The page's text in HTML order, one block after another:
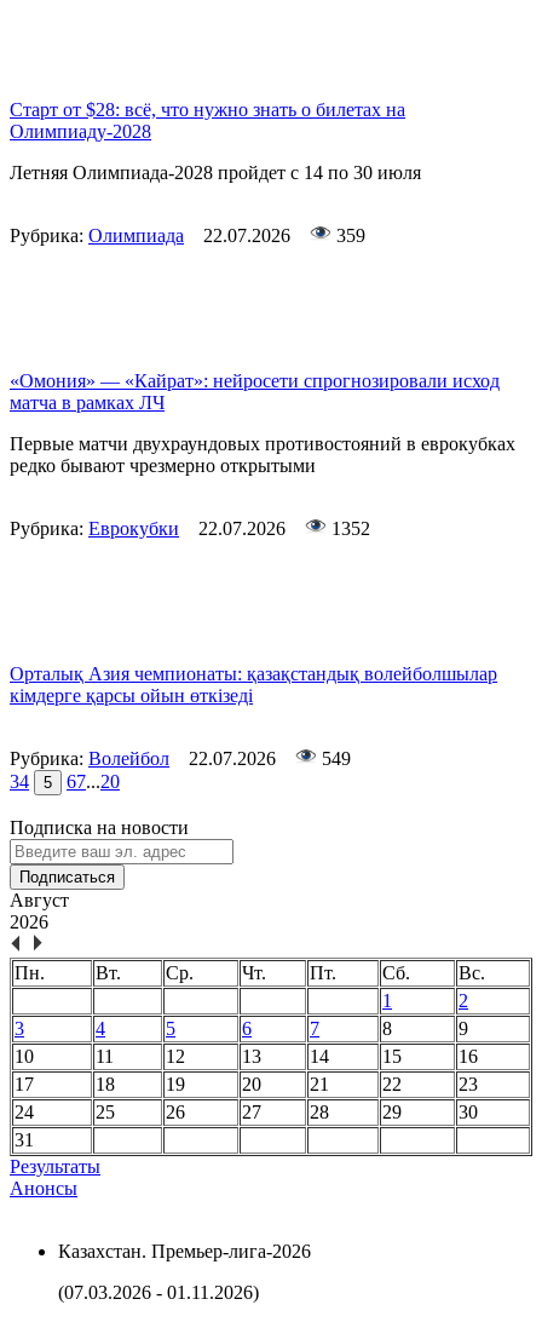
Старт от $28: всё, что нужно знать о билетах на
Олимпиаду-2028
Летняя Олимпиада-2028 пройдет с 14 по 30 июля
Рубрика: Олимпиада 22.07.2026 359
«Омония» — «Кайрат»: нейросети спрогнозировали исход
матча в рамках ЛЧ
Первые матчи двухраундовых противостояний в еврокубках
редко бывают чрезмерно открытыми
Рубрика: Еврокубки 22.07.2026 1352
Орталық Азия чемпионаты: қазақстандық волейболшылар
кімдерге қарсы ойын өткізеді
Рубрика: Волейбол 22.07.2026
549
34 5 67...20
Подписка на новости
Подписаться
Август
2026
Пн. Вт. Ср. Чт. Пт. Сб.
Вс.
1
2
3
4 5 6 7 8
9
10
11 12 13 14 15
16
17
18 19 20 21 22
23
24
25 26 27 28 29
30
31
Результаты
Анонсы
Казахстан. Премьер-лига-2026
(07.03.2026 - 01.11.2026)